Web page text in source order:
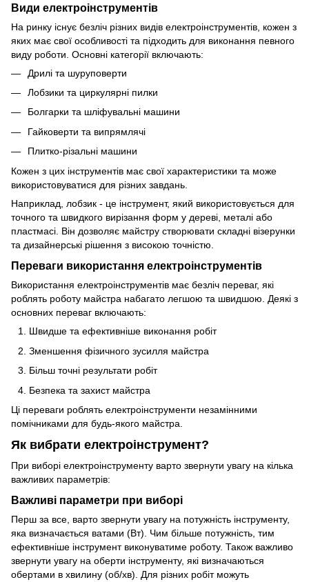
Види електроінструментів
На ринку існує безліч різних видів електроінструментів, кожен з
яких має свої особливості та підходить для виконання певного
виду роботи. Основні категорії включають:
Дрилі та шуруповерти
Лобзики та циркулярні пилки
Болгарки та шліфувальні машини
Гайковерти та випрямлячі
Плитко-різальні машини
Кожен з цих інструментів має свої характеристики та може
використовуватися для різних завдань.
Наприклад, лобзик - це інструмент, який використовується для
точного та швидкого вирізання форм у дереві, металі або
пластмасі. Він дозволяє майстру створювати складні візерунки
та дизайнерські рішення з високою точністю.
Переваги використання електроінструментів
Використання електроінструментів має безліч переваг, які
роблять роботу майстра набагато легшою та швидшою. Деякі з
основних переваг включають:
Швидше та ефективніше виконання робіт
Зменшення фізичного зусилля майстра
Більш точні результати робіт
Безпека та захист майстра
Ці переваги роблять електроінструменти незамінними
помічниками для будь-якого майстра.
Як вибрати електроінструмент?
При виборі електроінструменту варто звернути увагу на кілька
важливих параметрів:
Важливі параметри при виборі
Перш за все, варто звернути увагу на потужність інструменту,
яка визначається ватами (Вт). Чим більше потужність, тим
ефективніше інструмент виконуватиме роботу. Також важливо
звернути увагу на оберти інструменту, які визначаються
обертами в хвилину (об/хв). Для різних робіт можуть